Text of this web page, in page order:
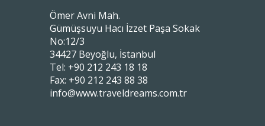
Ömer Avni Mah.
Gümüşsuyu Hacı İzzet Paşa Sokak
No:12/3
34427 Beyoğlu, İstanbul
Tel: +90 212 243 18 18
Fax: +90 212 243 88 38
info@www.traveldreams.com.tr